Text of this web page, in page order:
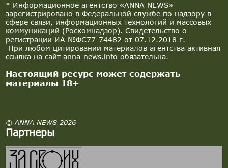
* Информационное агентство «ANNA NEWS»
зарегистрировано в Федеральной службе по надзору в
сфере связи, информационных технологий и массовых
коммуникаций (Роскомнадзор). Свидетельство о
регистрации ИА №ФС77-74482 от 07.12.2018 г.
При любом цитировании материалов агентства активная
ссылка на сайт anna-news.info обязательна.
Настоящий ресурс может содержать
материалы 18+
© ANNA NEWS 2026
Партнеры